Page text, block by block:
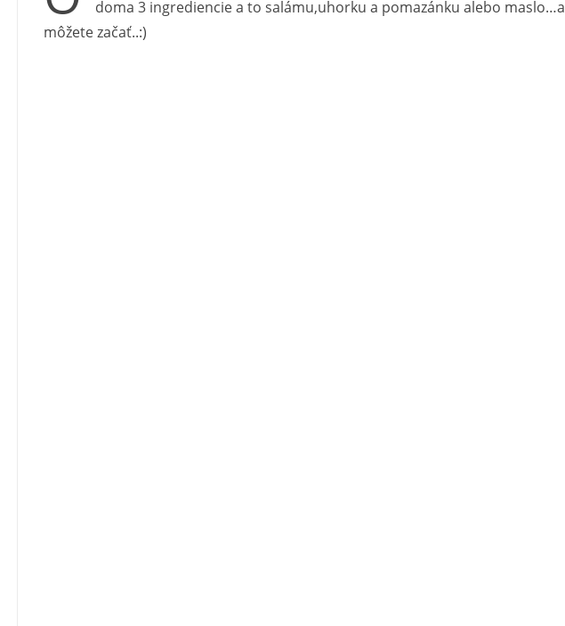
doma 3 ingrediencie a to salámu,uhorku a pomazánku alebo maslo…a
môžete začať..:)